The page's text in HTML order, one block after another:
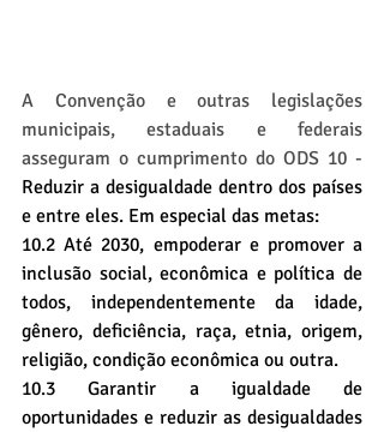
A Convenção e outras legislações
municipais, estaduais e federais
Reduzir a desigualdade dentro dos países
e entre eles. Em especial das metas:
10.2 Até 2030, empoderar e promover a
inclusão social, econômica e política de
todos, independentemente da idade,
gênero, deficiência, raça, etnia, origem,
religião, condição econômica ou outra.
10.3 Garantir a igualdade de
oportunidades e reduzir as desigualdades